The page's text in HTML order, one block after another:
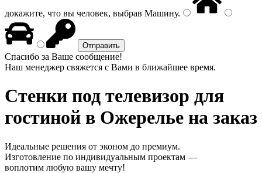
докажите, что вы человек, выбрав Машину.
Спасибо за Ваше сообщение!
Наш менеджер свяжется с Вами в ближайшее время.
Стенки под телевизор для
гостиной в Ожерелье на заказ
Идеальные решения от эконом до премиум.
Изготовление по индивидуальным проектам —
воплотим любую вашу мечту!